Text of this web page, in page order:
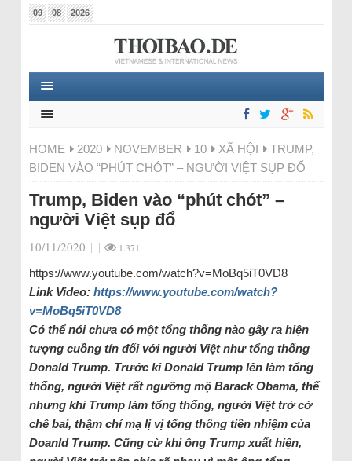
09 08 2026
HOME 2020 NOVEMBER 10 XÃ HỘI
TRUMP,
BIDEN VÀO “PHÚT CHÓT” – NGƯỜI VIỆT SỤP ĐỔ
Trump, Biden vào “phút chót” –
người Việt sụp đổ
10/11/2020 | | 1.371
https://www.youtube.com/watch?v=MoBq5iT0VD8
Link Video: https://www.youtube.com/watch?
v=MoBq5iT0VD8
Có thể nói chưa có một tổng thống nào gây ra hiện
tượng cuồng tín đối với người Việt như tổng thống
Donald Trump. Trước ki Donald Trump lên làm tổng
thống, người Việt rất ngưỡng mộ Barack Obama, thế
nhưng khi Trump làm tổng thống, người Việt trở cờ
chê bai, thậm chí mạ lị vị tổng thống tiền nhiệm của
Doanld Trump. Cũng cừ khi ông Trump xuất hiện,